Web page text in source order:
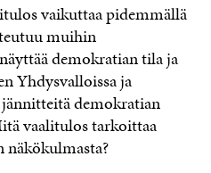
vaikuttaa pidemmällä
muihin
demokratian tila ja
Yhdysvalloissa ja
demokratian
vaalitulos tarkoittaa
näkökulmasta?